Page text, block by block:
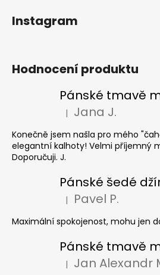
Instagram
Hodnocení produktu
Hodnocení produktu je
| Jana J.
Konečně jsem našla pro mého
elegantní kalhoty! Velmi příjemný
Doporučuji. J.
Hodnocení produktu je
| Pavel P.
Maximální spokojenost, mohu jen
Hodnocení produktu je
| Jan Alexandr